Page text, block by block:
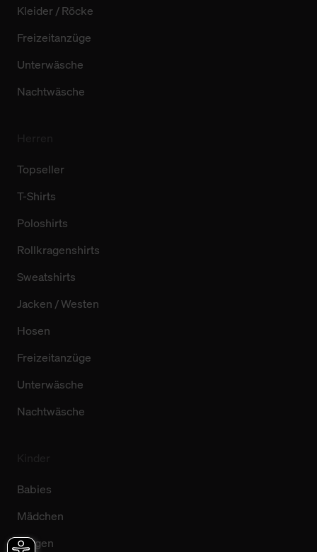
Kleider / Röcke
Freizeitanzüge
Unterwäsche
Nachtwäsche
Topseller
T-Shirts
Poloshirts
Rollkragenshirts
Sweatshirts
Jacken / Westen
Hosen
Freizeitanzüge
Unterwäsche
Nachtwäsche
Babies
Mädchen
Jungen